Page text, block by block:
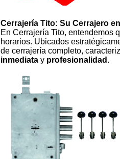
Cerrajería Tito: Su Cerrajero
En Cerrajería Tito, entendemos
horarios. Ubicados
de cerrajería completo,
inmediatay profesionalidad .